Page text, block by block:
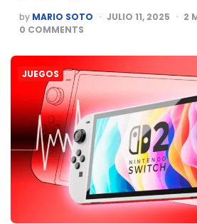
POSTED
BY
by MARIO SOTO JULIO 11, 2025 2
0 COMMENTS
JUEGOS